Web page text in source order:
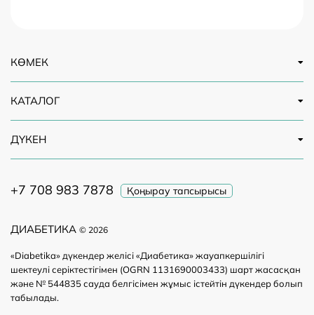
ДИАБЕТИКА © 2026
«Diabetika» дүкендер желісі «Диабетика» жауапкершілігі
шектеулі серіктестігімен (OGRN 1131690003433) шарт жасасқан
және № 544835 сауда белгісімен жұмыс істейтін дүкендер болып
табылады.
КӨМЕК
КАТАЛОГ
ДҮКЕН
+7 708 983 7878 Қоңырау тапсырысы